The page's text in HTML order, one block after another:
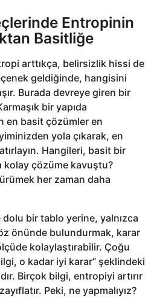
Entropinin
Basitliğe
arttıkça, belirsizlik hissi de
geldiğinde, hangisini
Burada devreye giren bir
bir yapıda
en basit çözümler en
yola çıkarak, en
Hangileri, basit bir
kolay çözüme kavuştu?
her zaman daha
dolu bir tablo yerine, yalnızca
önünde bulundurmak, karar
kolaylaştırabilir. Çoğu
o kadar iyi karar” şeklindeki
Birçok bilgi, entropiyi artırır
Peki, ne yapmalıyız?